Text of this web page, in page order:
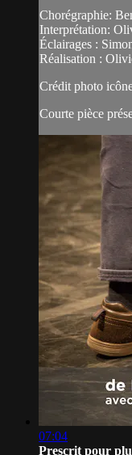
Chorégraphie:
Interprétation:
Éclairages :
Réalisation :
Crédit photo
Courte pièce
07:04
Prescrit pour